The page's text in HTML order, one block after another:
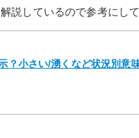
説しているので参考にして
？小さい/湧くなど状況別意